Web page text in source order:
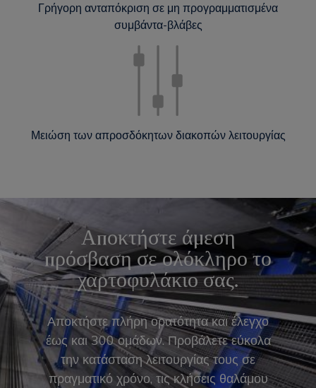
Γρήγορη ανταπόκριση σε μη προγραμματισμένα
συμβάντα-βλάβες
Μειώση των απροσδόκητων διακοπών λειτουργίας
Αποκτήστε άμεση
πρόσβαση σε ολόκληρο το
χαρτοφυλάκιο σας.
Αποκτήστε πλήρη ορατότητα και έλεγχο
έως και 300 ομάδων. Προβάλετε εύκολα
την κατάσταση λειτουργίας τους σε
πραγματικό χρόνο, τις κλήσεις θαλάμου